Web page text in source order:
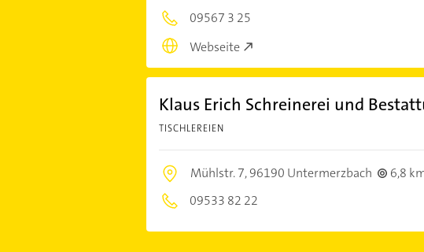
09567 3 25
Webseite
Klaus Erich Schreinerei und
TISCHLEREIEN
Mühlstr. 7,96190 Untermerzbach
6,8
09533 82 22